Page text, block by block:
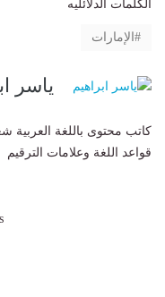
الكلمات الدلائليه
الإمارات
ياسر
كاتب محتوى باللغة العربية
قواعد اللغة وعلامات الترقيم